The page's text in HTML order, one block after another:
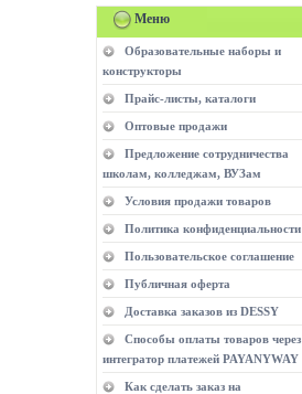
Меню
Образовательные наборы и
конструкторы
Прайс-листы, каталоги
Оптовые продажи
Предложение сотрудничества
школам, колледжам, ВУЗам
Условия продажи товаров
Политика конфиденциальности
Пользовательское соглашение
Публичная оферта
Доставка заказов из DESSY
Способы оплаты товаров через
интегратор платежей PAYANYWAY
Как сделать заказ на